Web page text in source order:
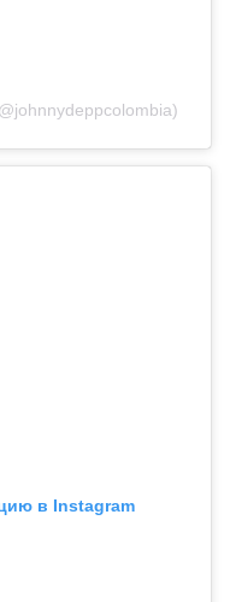
в Instagram